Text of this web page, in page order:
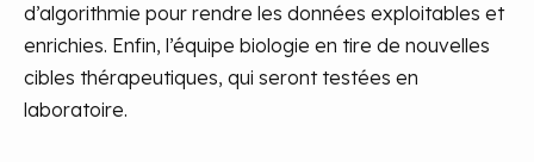
d’algorithmie pour rendre les données exploitables et
enrichies. Enfin, l’équipe biologie en tire de nouvelles
cibles thérapeutiques, qui seront testées en
laboratoire.